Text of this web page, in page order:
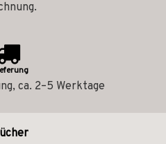
ca. 2–5 Werktage